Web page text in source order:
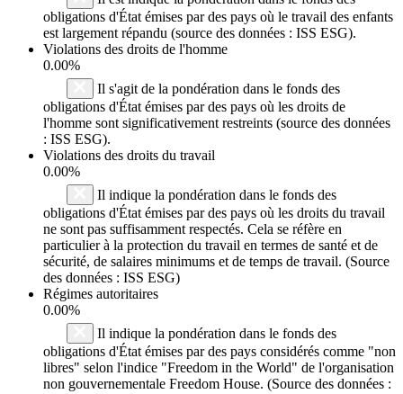
obligations d'État émises par des pays où le travail des enfants
est largement répandu (source des données : ISS ESG).
Violations des droits de l'homme
0.00%
Il s'agit de la pondération dans le fonds des
obligations d'État émises par des pays où les droits de
l'homme sont significativement restreints (source des données
: ISS ESG).
Violations des droits du travail
0.00%
Il indique la pondération dans le fonds des
obligations d'État émises par des pays où les droits du travail
ne sont pas suffisamment respectés. Cela se réfère en
particulier à la protection du travail en termes de santé et de
sécurité, de salaires minimums et de temps de travail. (Source
des données : ISS ESG)
Régimes autoritaires
0.00%
Il indique la pondération dans le fonds des
obligations d'État émises par des pays considérés comme "non
libres" selon l'indice "Freedom in the World" de l'organisation
non gouvernementale Freedom House. (Source des données :